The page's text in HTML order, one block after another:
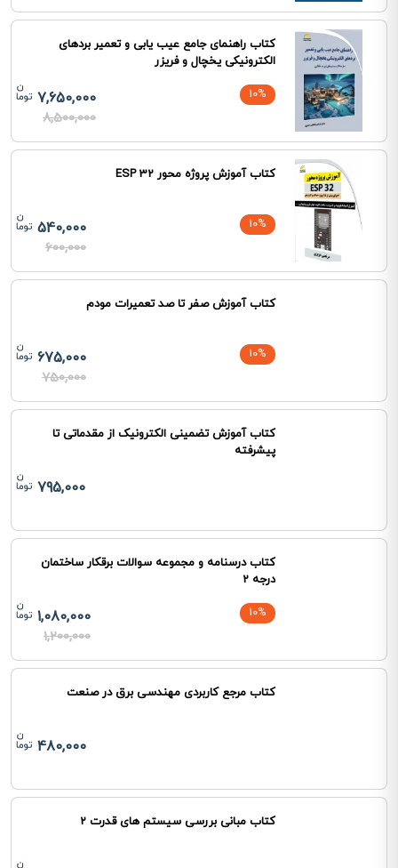
کتاب راهنمای جامع عیب یابی و تعمیر بردهای
الکترونیکی یخچال و فریزر
10%
7,650,000
8,500,000
کتاب آموزش پروژه محور ESP 32
10%
540,000
600,000
کتاب آموزش صفر تا صد تعمیرات مودم
10%
675,000
750,000
کتاب آموزش تضمینی الکترونیک از مقدماتی تا
پیشرفته
795,000
کتاب درسنامه و مجموعه سوالات برقکار ساختمان
درجه 2
10%
1,080,000
1,200,000
کتاب مرجع کاربردی مهندسی برق در صنعت
480,000
کتاب مبانی بررسی سیستم های قدرت 2